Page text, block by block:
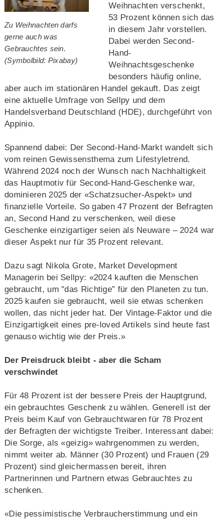
Zu Weihnachten darfs
gerne auch was
Gebrauchtes sein.
(Symbolbild: Pixabay)
Weihnachten verschenkt,
53 Prozent können sich das
in diesem Jahr vorstellen.
Dabei werden Second-
Hand-
Weihnachtsgeschenke
besonders häufig online,
aber auch im stationären Handel gekauft. Das zeigt
eine aktuelle Umfrage von Sellpy und dem
Handelsverband Deutschland (HDE), durchgeführt von
Appinio.
Spannend dabei: Der Second-Hand-Markt wandelt sich
vom reinen Gewissensthema zum Lifestyletrend.
Während 2024 noch der Wunsch nach Nachhaltigkeit
das Hauptmotiv für Second-Hand-Geschenke war,
dominieren 2025 der «Schatzsucher-Aspekt» und
finanzielle Vorteile. So gaben 47 Prozent der Befragten
an, Second Hand zu verschenken, weil diese
Geschenke einzigartiger seien als Neuware – 2024 war
dieser Aspekt nur für 35 Prozent relevant.
Dazu sagt Nikola Grote, Market Development
Managerin bei Sellpy: «2024 kauften die Menschen
gebraucht, um "das Richtige” für den Planeten zu tun.
2025 kaufen sie gebraucht, weil sie etwas schenken
wollen, das nicht jeder hat. Der Vintage-Faktor und die
Einzigartigkeit eines pre-loved Artikels sind heute fast
genauso wichtig wie der Preis.»
Der Preisdruck bleibt - aber die Scham
verschwindet
Für 48 Prozent ist der bessere Preis der Hauptgrund,
ein gebrauchtes Geschenk zu wählen. Generell ist der
Preis beim Kauf von Gebrauchtwaren für 78 Prozent
der Befragten der wichtigste Treiber. Interessant dabei:
Die Sorge, als «geizig» wahrgenommen zu werden,
nimmt weiter ab. Männer (30 Prozent) und Frauen (29
Prozent) sind gleichermassen bereit, ihren
Partnerinnen und Partnern etwas Gebrauchtes zu
schenken.
«Die pessimistische Verbraucherstimmung und ein